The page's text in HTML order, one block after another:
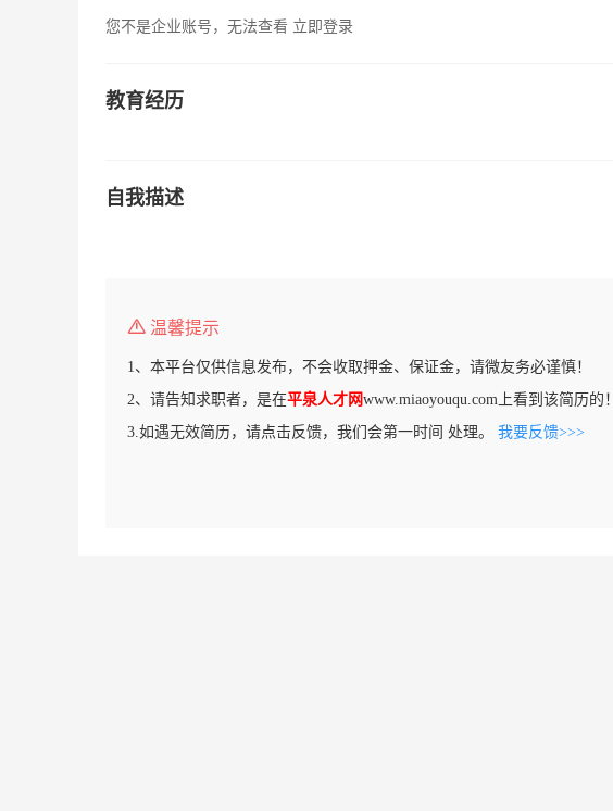
您不是企业账号，无法查看 立即登录
教育经历
自我描述
温馨提示
1、本平台仅供信息发布，不会收取押金、保证金，请微友务必谨慎！
2、请告知求职者，是在平泉人才网www.miaoyouqu.com上看到该简历的！
3.如遇无效简历，请点击反馈，我们会第一时间 处理。 我要反馈>>>